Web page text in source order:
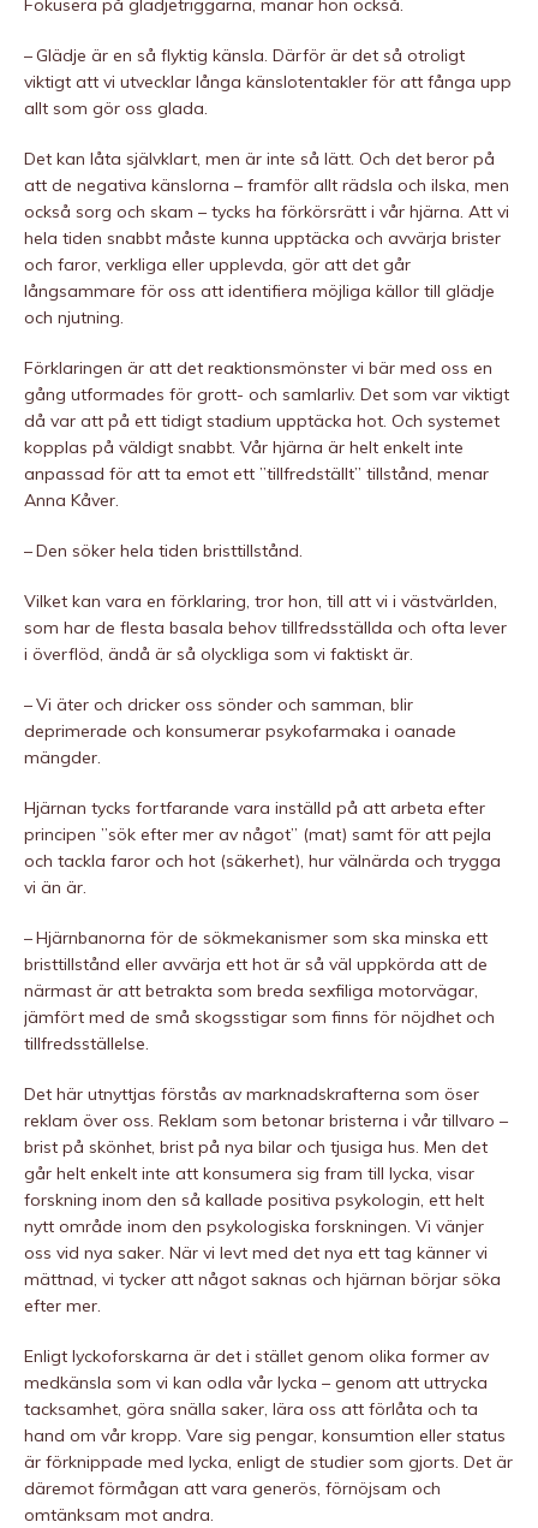
Fokusera på glädjetriggarna, manar hon också.
– Glädje är en så flyktig känsla. Därför är det så otroligt
viktigt att vi utvecklar långa känslotentakler för att fånga upp
allt som gör oss glada.
Det kan låta självklart, men är inte så lätt. Och det beror på
att de negativa känslorna – framför allt rädsla och ilska, men
också sorg och skam – tycks ha förkörsrätt i vår hjärna. Att vi
hela tiden snabbt måste kunna upptäcka och avvärja brister
och faror, verkliga eller upplevda, gör att det går
långsammare för oss att identifiera möjliga källor till glädje
och njutning.
Förklaringen är att det reaktionsmönster vi bär med oss en
gång utformades för grott- och samlarliv. Det som var viktigt
då var att på ett tidigt stadium upptäcka hot. Och systemet
kopplas på väldigt snabbt. Vår hjärna är helt enkelt inte
anpassad för att ta emot ett ”tillfredställt” tillstånd, menar
Anna Kåver.
– Den söker hela tiden bristtillstånd.
Vilket kan vara en förklaring, tror hon, till att vi i västvärlden,
som har de flesta basala behov tillfredsställda och ofta lever
i överflöd, ändå är så olyckliga som vi faktiskt är.
– Vi äter och dricker oss sönder och samman, blir
deprimerade och konsumerar psykofarmaka i oanade
mängder.
Hjärnan tycks fortfarande vara inställd på att arbeta efter
principen ”sök efter mer av något” (mat) samt för att pejla
och tackla faror och hot (säkerhet), hur välnärda och trygga
vi än är.
– Hjärnbanorna för de sökmekanismer som ska minska ett
bristtillstånd eller avvärja ett hot är så väl uppkörda att de
närmast är att betrakta som breda sexfiliga motorvägar,
jämfört med de små skogsstigar som finns för nöjdhet och
tillfredsställelse.
Det här utnyttjas förstås av marknadskrafterna som öser
reklam över oss. Reklam som betonar bristerna i vår tillvaro –
brist på skönhet, brist på nya bilar och tjusiga hus. Men det
går helt enkelt inte att konsumera sig fram till lycka, visar
forskning inom den så kallade positiva psykologin, ett helt
nytt område inom den psykologiska forskningen. Vi vänjer
oss vid nya saker. När vi levt med det nya ett tag känner vi
mättnad, vi tycker att något saknas och hjärnan börjar söka
efter mer.
Enligt lyckoforskarna är det i stället genom olika former av
medkänsla som vi kan odla vår lycka – genom att uttrycka
tacksamhet, göra snälla saker, lära oss att förlåta och ta
hand om vår kropp. Vare sig pengar, konsumtion eller status
är förknippade med lycka, enligt de studier som gjorts. Det är
däremot förmågan att vara generös, förnöjsam och
omtänksam mot andra.